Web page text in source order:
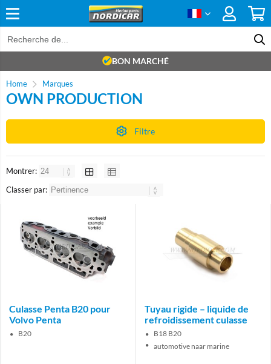
BON MARCHÉ
Home Marques
OWN PRODUCTION
Filtre
Montrer:
Classer par:
Culasse Penta B20 pour
Volvo Penta
B20
Tuyau rigide – liquide de
refroidissement culasse
B18 B20
automotive naar marine